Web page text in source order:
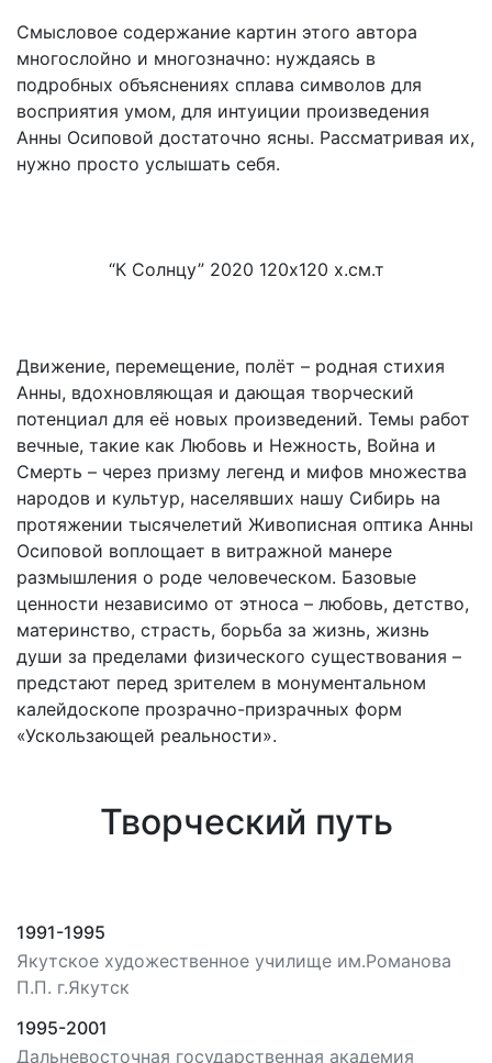
Смысловое содержание картин этого автора
многослойно и многозначно: нуждаясь в
подробных объяснениях сплава символов для
восприятия умом, для интуиции произведения
Анны Осиповой достаточно ясны. Рассматривая их,
нужно просто услышать себя.
“К Солнцу” 2020 120х120 х.см.т
Движение, перемещение, полёт – родная стихия
Анны, вдохновляющая и дающая творческий
потенциал для её новых произведений. Темы работ
вечные, такие как Любовь и Нежность, Война и
Смерть – через призму легенд и мифов множества
народов и культур, населявших нашу Сибирь на
протяжении тысячелетий Живописная оптика Анны
Осиповой воплощает в витражной манере
размышления о роде человеческом. Базовые
ценности независимо от этноса – любовь, детство,
материнство, страсть, борьба за жизнь, жизнь
души за пределами физического существования –
предстают перед зрителем в монументальном
калейдоскопе прозрачно-призрачных форм
«Ускользающей реальности».
Творческий путь
1991-1995
Якутское художественное училище им.Романова
П.П. г.Якутск
1995-2001
Дальневосточная государственная академия